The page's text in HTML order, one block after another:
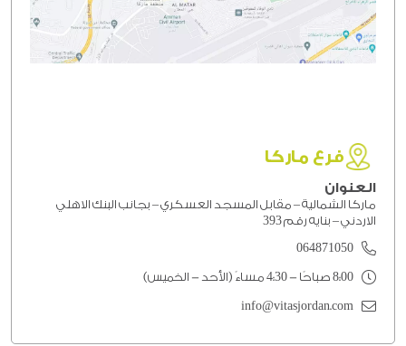
فرع ماركا
العنوان
ماركا الشمالية – مقابل المسجد العسكري – بجانب البنك الاهلي
الاردني – بنايه رقم 393
064871050
8:00 صباحًا - 4:30 مساءً (الأحد - الخميس)
info@vitasjordan.com